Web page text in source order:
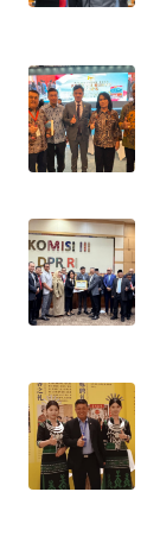
PAPUA
BARAT
WN
RIAU
WN
SERAMBI
WN
WN
SULTRA